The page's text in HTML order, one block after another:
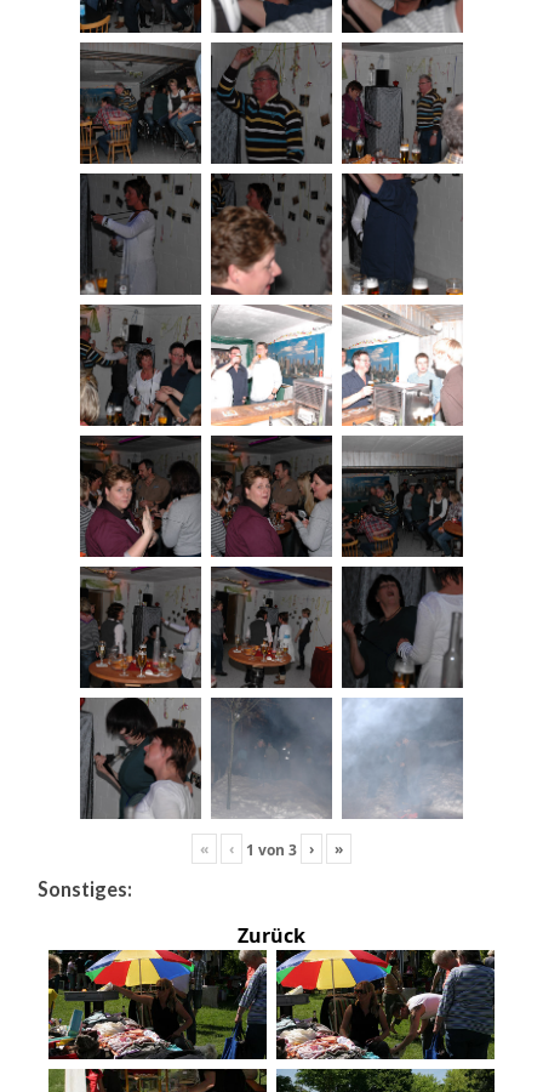
« ‹ 1 von 3 › »
Sonstiges:
Zurück